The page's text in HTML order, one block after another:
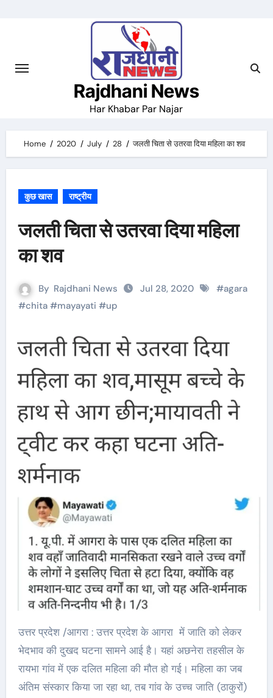
Rajdhani News
Har Khabar Par Najar
Home 2020 July 28 जलती चिता से उतरवा दिया महिला का शव
कुछ खास राष्ट्रीय
जलती चिता से उतरवा दिया महिला
का शव
By Rajdhani News Jul 28, 2020 #agara
#chita#mayayati #up
उत्तर प्रदेश /आगरा : उत्तर प्रदेश के आगरा में जाति को लेकर
भेदभाव की दुखद घटना सामने आई है। यहां अछनेरा तहसील के
रायभा गांव में एक दलित महिला की मौत हो गई। महिला का जब
अंतिम संस्कार किया जा रहा था, तब गांव के उच्च जाति (ठाकुरों)